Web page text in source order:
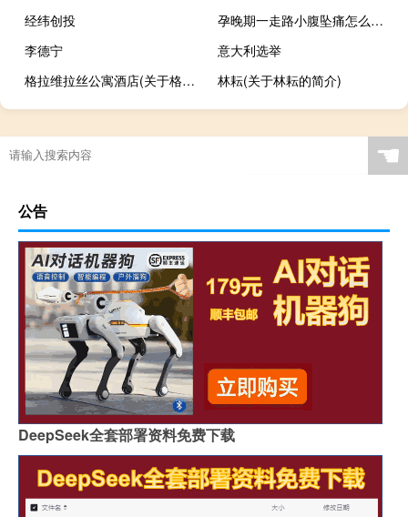
经纬创投
孕晚期一走路小腹坠痛怎么回事（孕晚期走路下腹坠痛怎么回事）
李德宁
意大利选举
格拉维拉丝公寓酒店(关于格拉维拉丝公寓酒店的简介)
林耘(关于林耘的简介)
☚
公告
DeepSeek全套部署资料免费下载